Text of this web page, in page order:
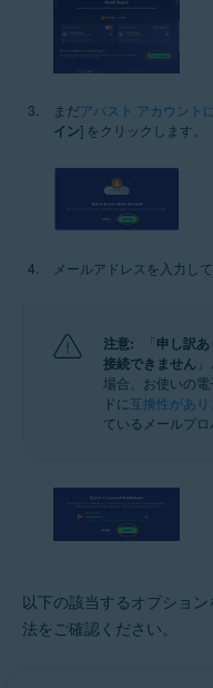
まだアバスト アカウント
イン] をクリックします。
メールアドレスを入力し
注意:
申し訳
接続できません
場合、お使いの
ドに互換性があり
ているメールプロ
以下の該当するオプショ
法をご確認ください。